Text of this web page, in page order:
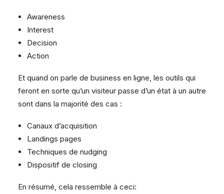
Awareness
Interest
Decision
Action
Et quand on parle de business en ligne, les outils qui
feront en sorte qu’un visiteur passe d’un état à un autre
sont dans la majorité des cas :
Canaux d’acquisition
Landings pages
Techniques de nudging
Dispositif de closing
En résumé, cela ressemble à ceci: